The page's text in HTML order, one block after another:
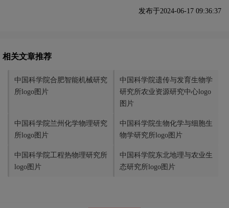
发布于2024-06-17 09:36:37
相关文章推荐
中国科学院合肥智能机械研究
所logo图片
中国科学院遗传与发育生物学
研究所农业资源研究中心logo
图片
中国科学院兰州化学物理研究
所logo图片
中国科学院生物化学与细胞生
物学研究所logo图片
中国科学院工程热物理研究所
logo图片
中国科学院东北地理与农业生
态研究所logo图片